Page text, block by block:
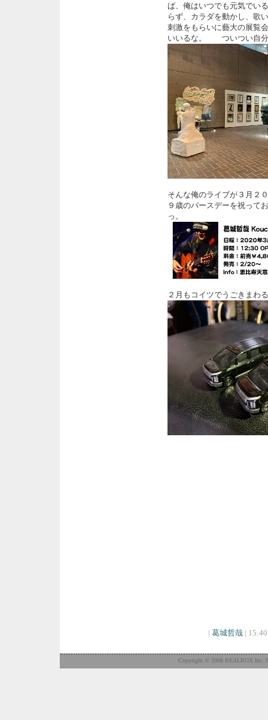
ば、俺はいつでも元気で
らず、カラダを動かし、
刺激をもらいに藝大の展覧
いいるな。 ついつい自
そんな俺のライブが３月２
９歳のバースデーを祝って
っ。
２月もコイツでうごきまわ
| 葛城哲哉|
Copyright © 2008 REALROX Inc.